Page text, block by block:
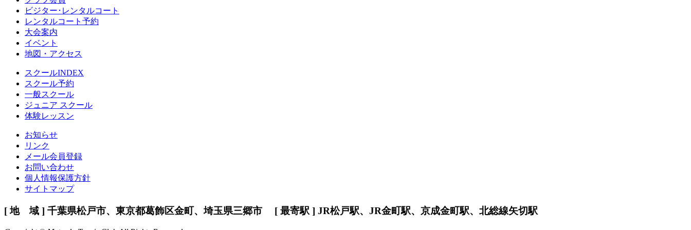
ビジター･レンタルコート
レンタルコート予約
大会案内
イベント
地図・アクセス
スクールINDEX
スクール予約
一般スクール
ジュニア スクール
体験レッスン
お知らせ
リンク
メール会員登録
お問い合わせ
個人情報保護方針
サイトマップ
[ 地 域 ] 千葉県松戸市、東京都葛飾区金町、埼玉県三郷市 [ 最寄駅 ] JR松戸駅、JR金町駅、京成金町駅、北総線矢切駅